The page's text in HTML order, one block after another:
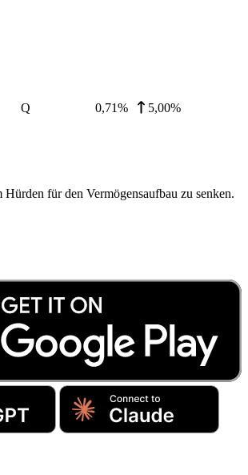
Q 0,71% 5,00%
Hürden für den Vermögensaufbau zu senken.